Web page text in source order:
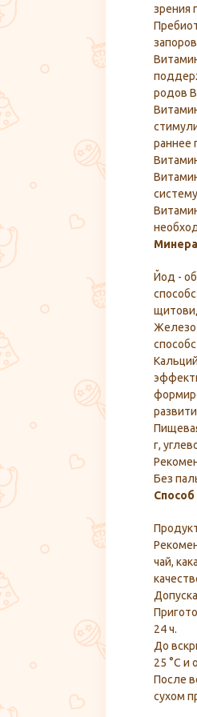
зрения
родов
раннее
Йод -
Железо
г,
Без
чай,
24 ч.
До
25 °С и
После
сухом